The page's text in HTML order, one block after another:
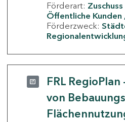
Förderart: Zuschuss
Öffentliche Kunden
Förderzweck:
FRL
von